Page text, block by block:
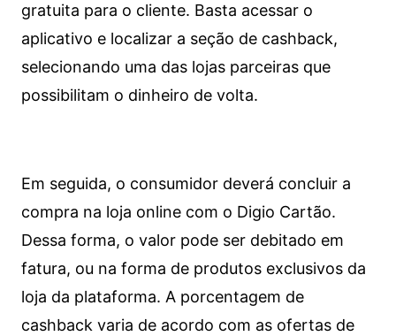
gratuita para o cliente. Basta acessar o
aplicativo e localizar a seção de cashback,
selecionando uma das lojas parceiras que
possibilitam o dinheiro de volta.
Em seguida, o consumidor deverá concluir a
compra na loja online com o Digio Cartão.
Dessa forma, o valor pode ser debitado em
fatura, ou na forma de produtos exclusivos da
loja da plataforma. A porcentagem de
cashback varia de acordo com as ofertas de